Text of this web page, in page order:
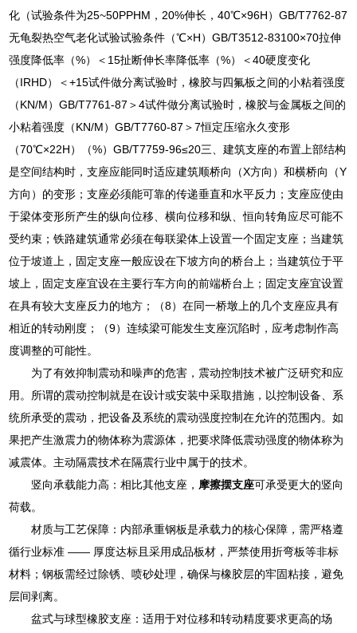
化（试验条件为25~50PPHM，20%伸长，40℃×96H）GB/T7762-87
无龟裂热空气老化试验试验条件（℃×H）GB/T3512-83100×70拉伸
强度降低率（%）＜15扯断伸长率降低率（%）＜40硬度变化
（IRHD）＜+15试件做分离试验时，橡胶与四氟板之间的小粘着强度
（KN/M）GB/T7761-87＞4试件做分离试验时，橡胶与金属板之间的
小粘着强度（KN/M）GB/T7760-87＞7恒定压缩永久变形
（70℃×22H）（%）GB/T7759-96≤20三、建筑支座的布置上部结构
是空间结构时，支座应能同时适应建筑顺桥向（X方向）和横桥向（Y
方向）的变形；支座必须能可靠的传递垂直和水平反力；支座应使由
于梁体变形所产生的纵向位移、横向位移和纵、恒向转角应尽可能不
受约束；铁路建筑通常必须在每联梁体上设置一个固定支座；当建筑
位于坡道上，固定支座一般应设在下坡方向的桥台上；当建筑位于平
坡上，固定支座宜设在主要行车方向的前端桥台上；固定支座宜设置
在具有较大支座反力的地方；（8）在同一桥墩上的几个支座应具有
相近的转动刚度；（9）连续梁可能发生支座沉陷时，应考虑制作高
度调整的可能性。
为了有效抑制震动和噪声的危害，震动控制技术被广泛研究和应
用。所谓的震动控制就是在设计或安装中采取措施，以控制设备、系
统所承受的震动，把设备及系统的震动强度控制在允许的范围内。如
果把产生激震力的物体称为震源体，把要求降低震动强度的物体称为
减震体。主动隔震技术在隔震行业中属于的技术。
竖向承载能力高：相比其他支座， 摩擦摆支座可承受更大的竖向
荷载。
材质与工艺保障：内部承重钢板是承载力的核心保障，需严格遵
循行业标准 —— 厚度达标且采用成品板材，严禁使用折弯板等非标
材料；钢板需经过除锈、喷砂处理，确保与橡胶层的牢固粘接，避免
层间剥离。
盆式与球型橡胶支座：适用于对位移和转动精度要求更高的场